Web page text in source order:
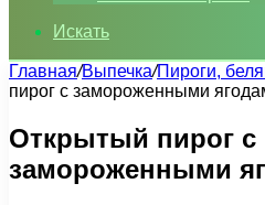
Искать
Главная/Выпечка/Пироги,
пирог с замороженными
Открытый пирог с
замороженными